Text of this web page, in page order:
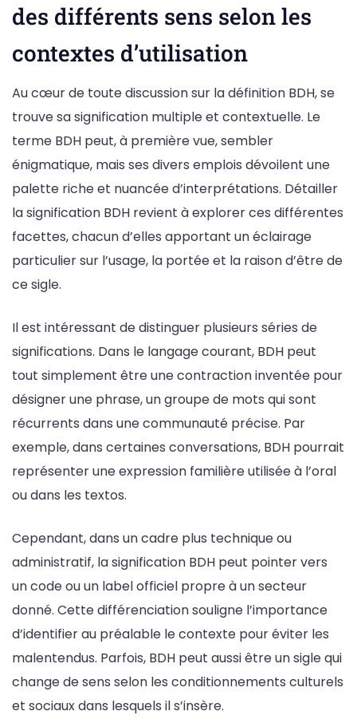
des différents sens selon les
contextes d’utilisation
Au cœur de toute discussion sur la définition BDH, se
trouve sa signification multiple et contextuelle. Le
terme BDH peut, à première vue, sembler
énigmatique, mais ses divers emplois dévoilent une
palette riche et nuancée d’interprétations. Détailler
la signification BDH revient à explorer ces différentes
facettes, chacun d’elles apportant un éclairage
particulier sur l’usage, la portée et la raison d’être de
ce sigle.
Il est intéressant de distinguer plusieurs séries de
significations. Dans le langage courant, BDH peut
tout simplement être une contraction inventée pour
désigner une phrase, un groupe de mots qui sont
récurrents dans une communauté précise. Par
exemple, dans certaines conversations, BDH pourrait
représenter une expression familière utilisée à l’oral
ou dans les textos.
Cependant, dans un cadre plus technique ou
administratif, la signification BDH peut pointer vers
un code ou un label officiel propre à un secteur
donné. Cette différenciation souligne l’importance
d’identifier au préalable le contexte pour éviter les
malentendus. Parfois, BDH peut aussi être un sigle qui
change de sens selon les conditionnements culturels
et sociaux dans lesquels il s’insère.